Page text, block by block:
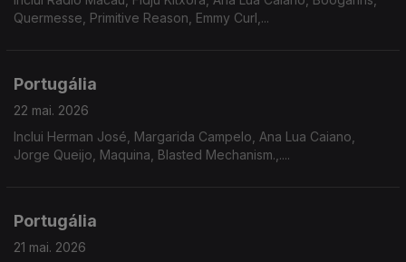
Quermesse, Primitive Reason, Emmy Curl,...
Portugália
22 mai. 2026
Inclui Herman José, Margarida Campelo, Ana Lua Caiano,
Jorge Queijo, Maquina, Blasted Mechanism.,....
Portugália
21 mai. 2026